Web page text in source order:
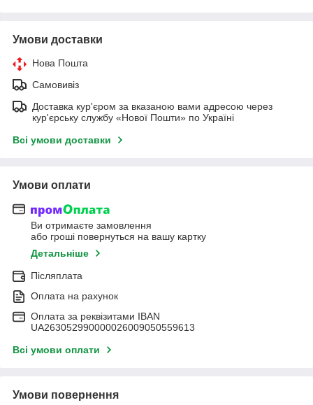
Умови доставки
Нова Пошта
Самовивіз
Доставка кур'єром за вказаною вами адресою через
кур'єрську службу «Нової Пошти» по Україні
Всі умови доставки
Умови оплати
Ви отримаєте замовлення
або гроші повернуться на вашу картку
Детальніше
Післяплата
Оплата на рахунок
Оплата за реквізитами IBAN
UA263052990000026009050559613
Всі умови оплати
Умови повернення